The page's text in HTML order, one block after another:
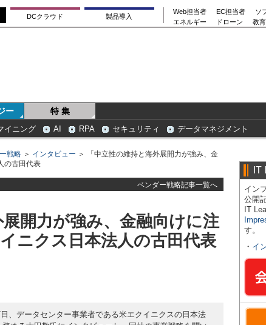
DCクラウド 製品導入
Web担当者 EC担当者
ソ
エネルギー
ドローン 教
ー 特 集
イニング AI RPA セキュリティ データマネジメント
戦略 ＞ インタビュー ＞ 「中立性の維持と海外展開力が強み、金
の古田代表
ベンダー戦略記事一覧へ
展開力が強み、金融向けに注
ニクス日本法人の古田代表
、データセンター事業者である米エクイニクスの日本法
IT
イン
公開
IT
す。
・ イ